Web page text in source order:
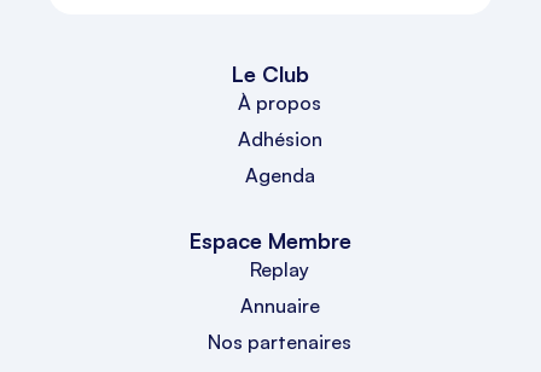
Le Club
À propos
Adhésion
Agenda
Espace Membre
Replay
Annuaire
Nos partenaires